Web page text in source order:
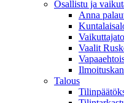
Osallistu ja
Anna
Vaalit
Talous